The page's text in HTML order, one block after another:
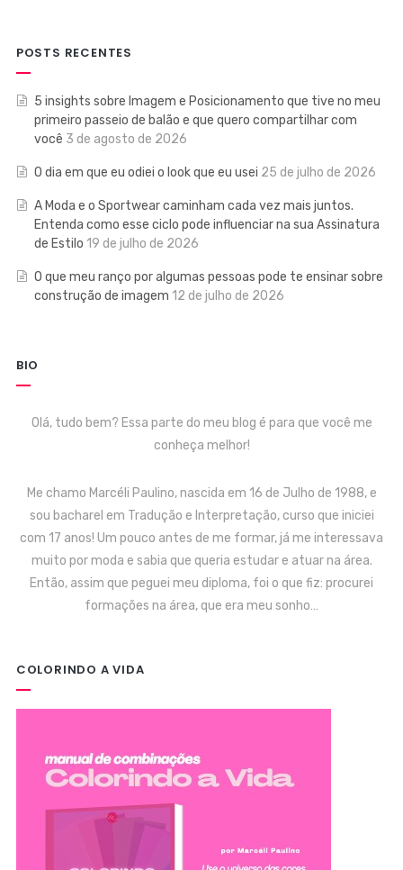
POSTS RECENTES
5 insights sobre Imagem e Posicionamento que tive no meu
primeiro passeio de balão e que quero compartilhar com
você 3 de agosto de 2026
O dia em que eu odiei o look que eu usei 25 de julho de 2026
A Moda e o Sportwear caminham cada vez mais juntos.
Entenda como esse ciclo pode influenciar na sua Assinatura
de Estilo 19 de julho de 2026
O que meu ranço por algumas pessoas pode te ensinar sobre
construção de imagem 12 de julho de 2026
BIO
Olá, tudo bem? Essa parte do meu blog é para que você me
conheça melhor!
Me chamo Marcéli Paulino, nascida em 16 de Julho de 1988, e
sou bacharel em Tradução e Interpretação, curso que iniciei
com 17 anos! Um pouco antes de me formar, já me interessava
muito por moda e sabia que queria estudar e atuar na área.
Então, assim que peguei meu diploma, foi o que fiz: procurei
formações na área, que era meu sonho…
COLORINDO A VIDA